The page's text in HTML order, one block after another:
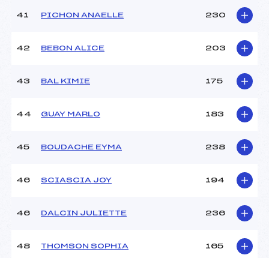
41 PICHON ANAELLE 230
42 BEBON ALICE 203
43 BAL KIMIE 175
44 GUAY MARLO 183
45 BOUDACHE EYMA 238
46 SCIASCIA JOY 194
46 DALCIN JULIETTE 236
48 THOMSON SOPHIA 165